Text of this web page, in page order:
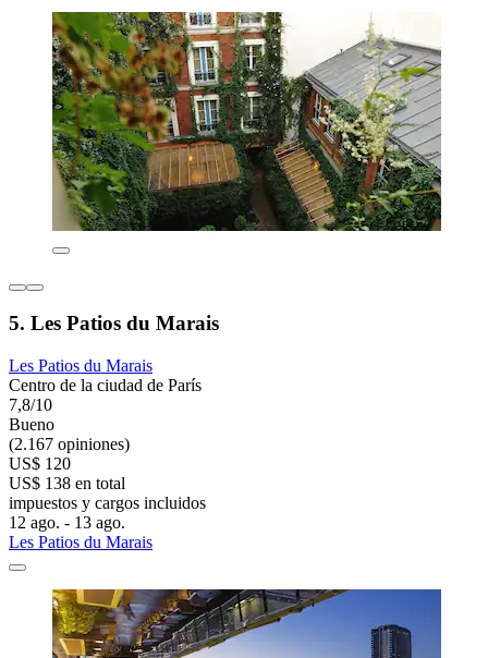
5. Les Patios du Marais
Les Patios du Marais
Centro de la ciudad de París
7,8/10
Bueno
(2.167 opiniones)
US$ 120
US$ 138 en total
impuestos y cargos incluidos
12 ago. - 13 ago.
Les Patios du Marais